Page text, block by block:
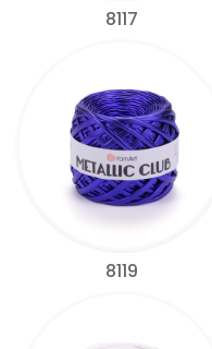
8117
8119